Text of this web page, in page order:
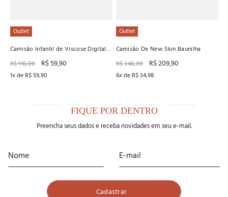
Outlet
Camisão Infantil de Viscose Digital
R$118,00 R$59,90
1x de R$59,90
Outlet
Camisão De New Skin Baunilha
R$348,00 R$209,90
6x de R$34,98
FIQUE POR DENTRO
Preencha seus dados e receba novidades em seu e-mail.